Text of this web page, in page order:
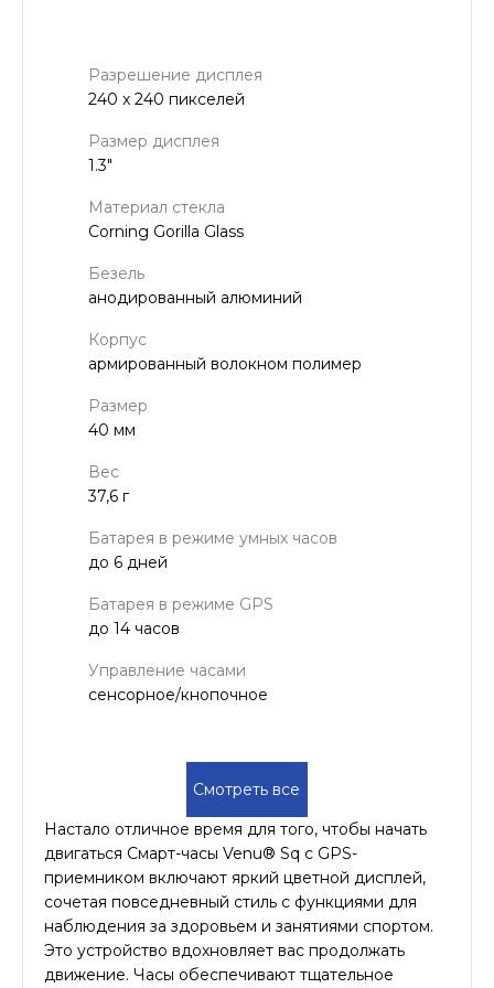
Разрешение дисплея
240 x 240 пикселей
Размер дисплея
1.3"
Материал стекла
Corning Gorilla Glass
Безель
анодированный алюминий
Корпус
армированный волокном полимер
Размер
40 мм
Вес
37,6 г
Батарея в режиме умных часов
до 6 дней
Батарея в режиме GPS
до 14 часов
Управление часами
сенсорное/кнопочное
Смотреть все
Настало отличное время для того, чтобы начать
двигаться Смарт-часы Venu® Sq с GPS-
приемником включают яркий цветной дисплей,
сочетая повседневный стиль с функциями для
наблюдения за здоровьем и занятиями спортом.
Это устройство вдохновляет вас продолжать
движение. Часы обеспечивают тщательное